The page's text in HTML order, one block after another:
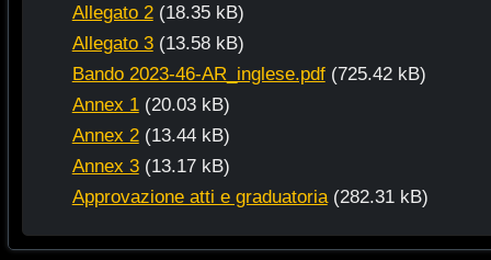
Allegato 2 (18.35 kB)
Allegato 3 (13.58 kB)
Bando 2023-46-AR_inglese.pdf (725.42 kB)
Annex 1 (20.03 kB)
Annex 2 (13.44 kB)
Annex 3 (13.17 kB)
Approvazione atti e graduatoria (282.31 kB)